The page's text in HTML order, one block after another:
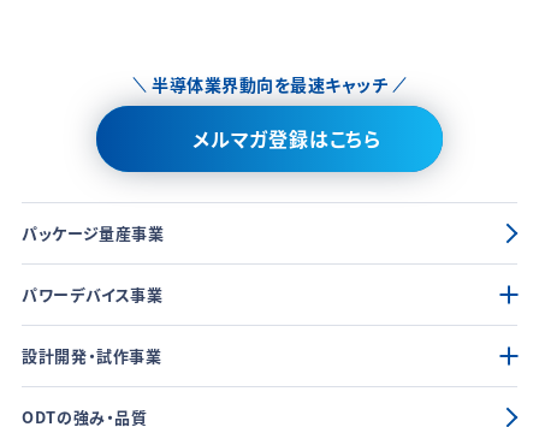
半導体業界動向を最速キャッチ
メルマガ登録はこちら
パッケージ量産事業
パワーデバイス事業
設計開発・試作事業
ODTの強み・品質